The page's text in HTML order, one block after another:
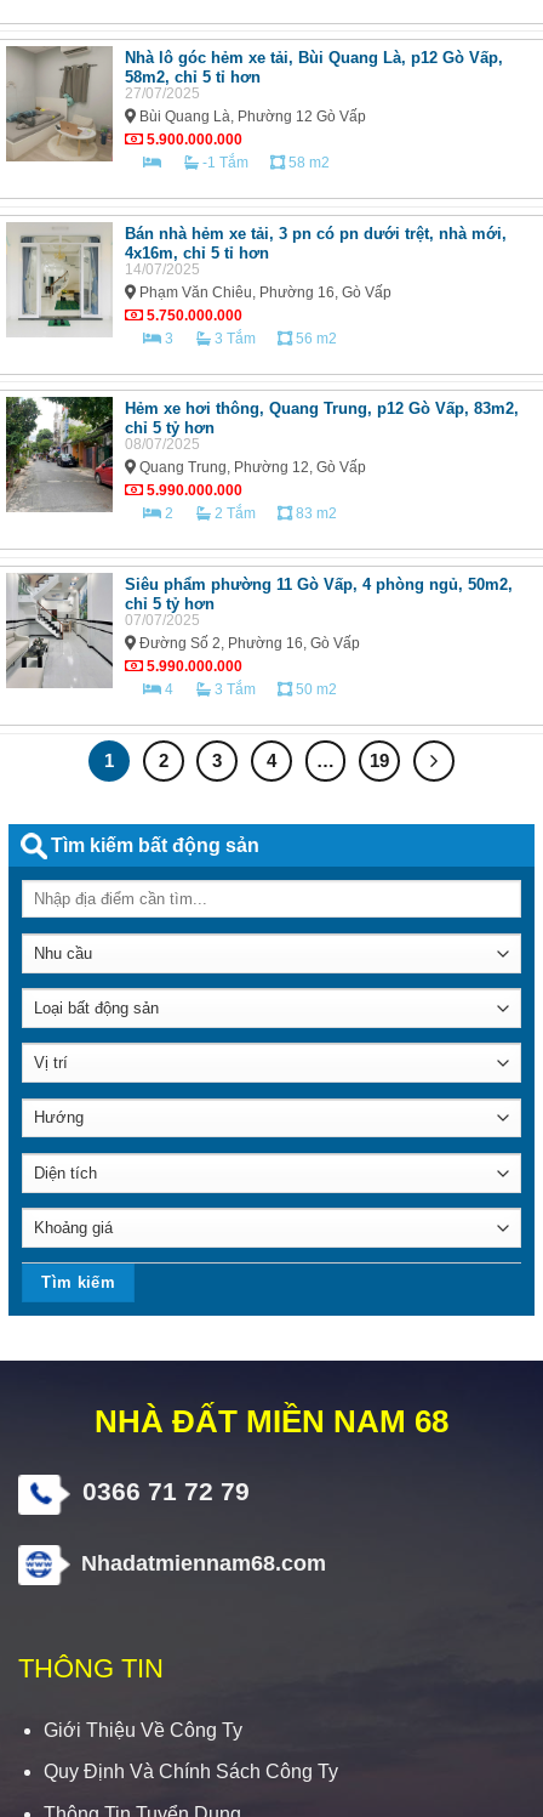
Nhà lô góc hẻm xe tải, Bùi Quang Là, p12 Gò Vấp,
58m2, chỉ 5 tỉ hơn
27/07/2025
Bùi Quang Là, Phường 12 Gò Vấp
5.900.000.000
-1 Tắm
58 m2
Bán nhà hẻm xe tải, 3 pn có pn dưới trệt, nhà mới,
4x16m, chỉ 5 tỉ hơn
14/07/2025
Phạm Văn Chiêu, Phường 16, Gò Vấp
5.750.000.000
3
3 Tắm 56 m2
Hẻm xe hơi thông, Quang Trung, p12 Gò Vấp, 83m2,
chỉ 5 tỷ hơn
08/07/2025
Quang Trung, Phường 12, Gò Vấp
5.990.000.000
2
2 Tắm 83 m2
Siêu phẩm phường 11 Gò Vấp, 4 phòng ngủ, 50m2,
chỉ 5 tỷ hơn
07/07/2025
Đường Số 2, Phường 16, Gò Vấp
5.990.000.000
4
3 Tắm 50 m2
1 2 3 4 … 19
Tìm kiếm bất động sản
NHÀ ĐẤT MIỀN NAM 68
0366 71 72 79
Nhadatmiennam68.com
THÔNG TIN
Giới Thiệu Về Công Ty
Quy Định Và Chính Sách Công Ty